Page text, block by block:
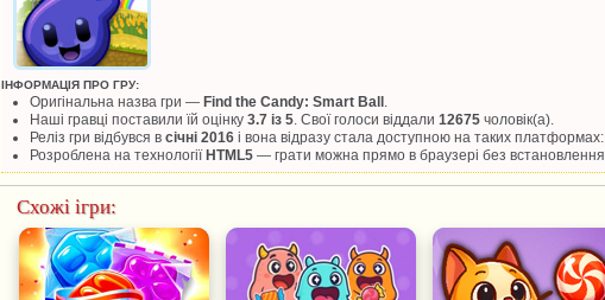
ІНФОРМАЦІЯ ПРО ГРУ:
Оригінальна назва гри — Find the Candy: Smart Ball
Наші гравці поставили їй оцінку 3.7 із 5 . Свої голоси віддали 12675 чоловік(а).
Реліз гри відбувся в січні 2016 і вона відразу стала доступною на таких платформах:
Розроблена на технологіїHTML5 — грати можна прямо в браузері без встановлення.
Схожі ігри: